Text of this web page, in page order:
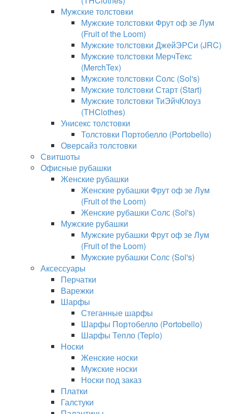
Мужские толстовки
Мужские толстовки Фрут оф зе Лум
(Fruit of the Loom)
Мужские толстовки ДжейЭРСи (JRC)
Мужские толстовки МерчТекс
(MerchTex)
Мужские толстовки Солс (Sol's)
Мужские толстовки Старт (Start)
Мужские толстовки ТиЭйчКлоуз
(THClothes)
Унисекс толстовки
Толстовки Портобелло (Portobello)
Оверсайз толстовки
Свитшоты
Офисные рубашки
Женские рубашки
Женские рубашки Фрут оф зе Лум
(Fruit of the Loom)
Женские рубашки Солс (Sol's)
Мужские рубашки
Мужские рубашки Фрут оф зе Лум
(Fruit of the Loom)
Мужские рубашки Солс (Sol's)
Аксессуары
Перчатки
Варежки
Шарфы
Стеганные шарфы
Шарфы Портобелло (Portobello)
Шарфы Тепло (Teplo)
Носки
Женские носки
Мужские носки
Носки под заказ
Платки
Галстуки